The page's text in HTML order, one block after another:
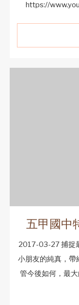
https://
五甲國中
2017-03-27 捕捉
小朋友的純真，帶
管今後如何，最